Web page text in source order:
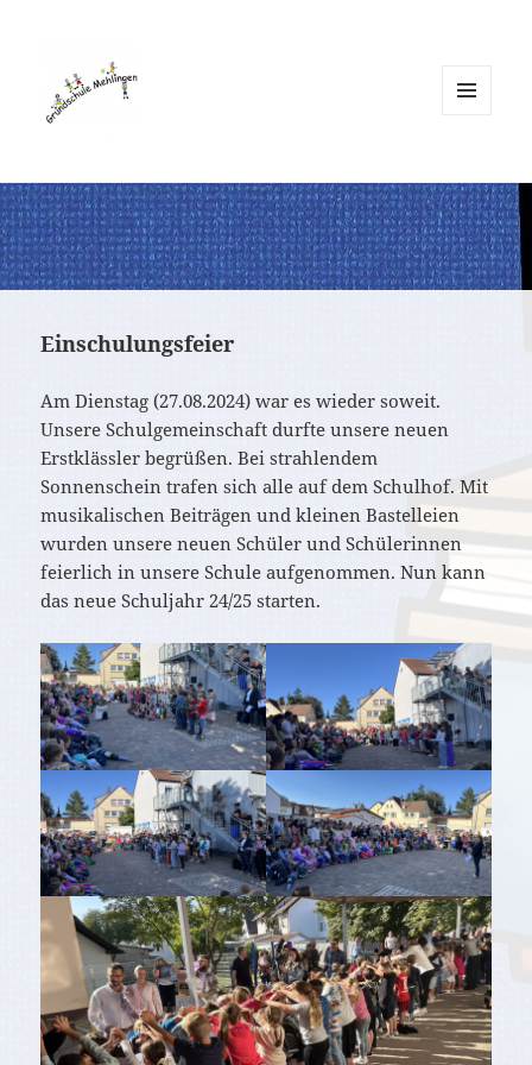
Einschulungsfeier
Am Dienstag (27.08.2024) war es wieder soweit.
Unsere Schulgemeinschaft durfte unsere neuen
Erstklässler begrüßen. Bei strahlendem
Sonnenschein trafen sich alle auf dem Schulhof. Mit
musikalischen Beiträgen und kleinen Bastelleien
wurden unsere neuen Schüler und Schülerinnen
feierlich in unsere Schule aufgenommen. Nun kann
das neue Schuljahr 24/25 starten.